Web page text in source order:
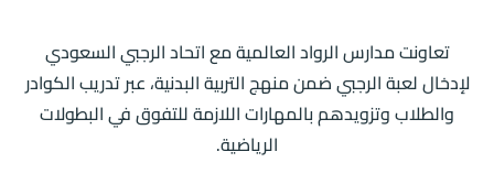
تعاونت مدارس الرواد العالمية مع اتحاد الرجبي السعودي
لإدخال لعبة الرجبي ضمن منهج التربية البدنية، عبر تدريب الكوادر
والطلاب وتزويدهم بالمهارات اللازمة للتفوق في البطولات
الرياضية.